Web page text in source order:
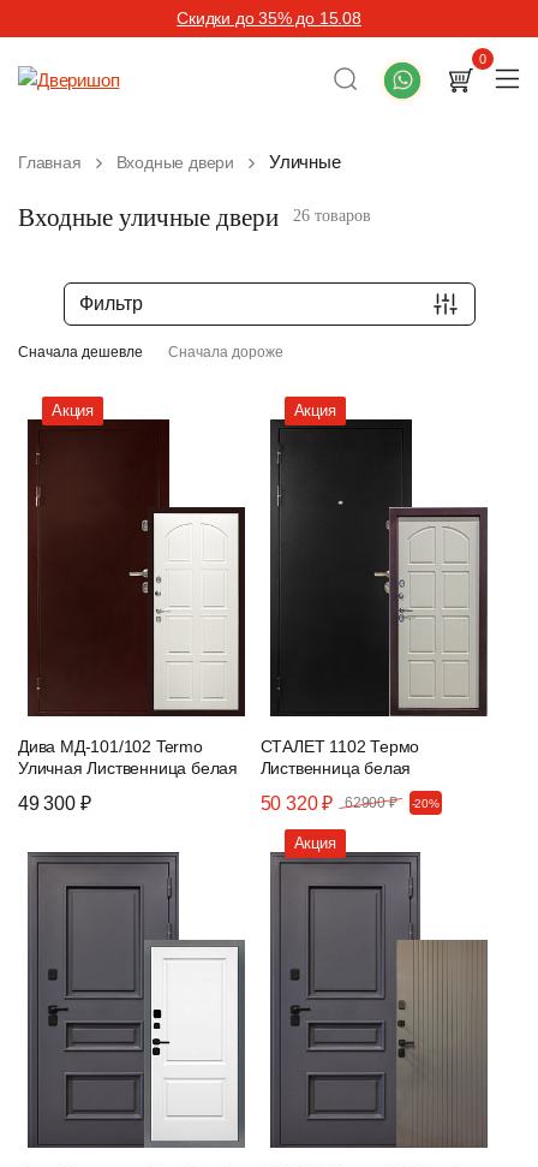
Скидки до 35% до 15.08
0
Главная Входные двери Уличные
Входные уличные двери 26 товаров
Фильтр
Сначала дешевле Сначала дороже
Акция
Дива МД-101/102 Termo
Уличная Лиственница белая
49 300 ₽
Акция
СТАЛЕТ 1102 Термо
Лиственница белая
50 320 ₽ 62900 ₽ -20%
Акция